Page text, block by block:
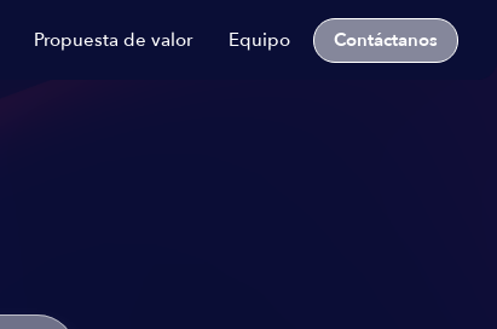
Propuesta de valor Equipo Contáctanos